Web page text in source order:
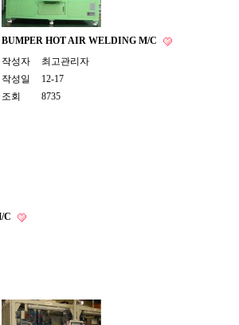
BUMPER HOT AIR WELDING M/C
작성자
최고관리자
작성일
12-17
조회
8735
C